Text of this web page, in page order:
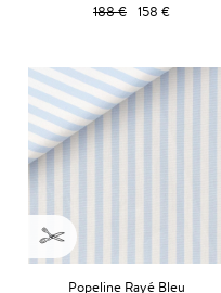
188 € 158 €
Popeline Rayé Bleu